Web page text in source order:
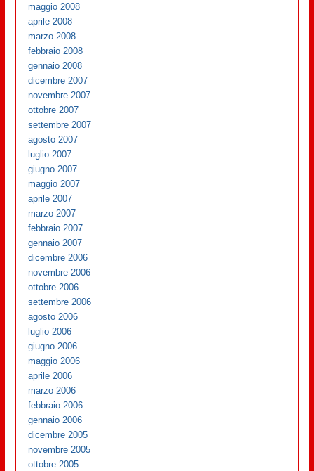
maggio 2008
aprile 2008
marzo 2008
febbraio 2008
gennaio 2008
dicembre 2007
novembre 2007
ottobre 2007
settembre 2007
agosto 2007
luglio 2007
giugno 2007
maggio 2007
aprile 2007
marzo 2007
febbraio 2007
gennaio 2007
dicembre 2006
novembre 2006
ottobre 2006
settembre 2006
agosto 2006
luglio 2006
giugno 2006
maggio 2006
aprile 2006
marzo 2006
febbraio 2006
gennaio 2006
dicembre 2005
novembre 2005
ottobre 2005